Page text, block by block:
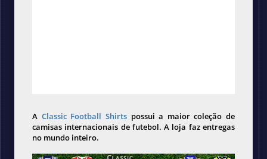
A Classic Football Shirts possui a maior coleção de
camisas internacionais de futebol. A loja faz entregas
no mundo inteiro.